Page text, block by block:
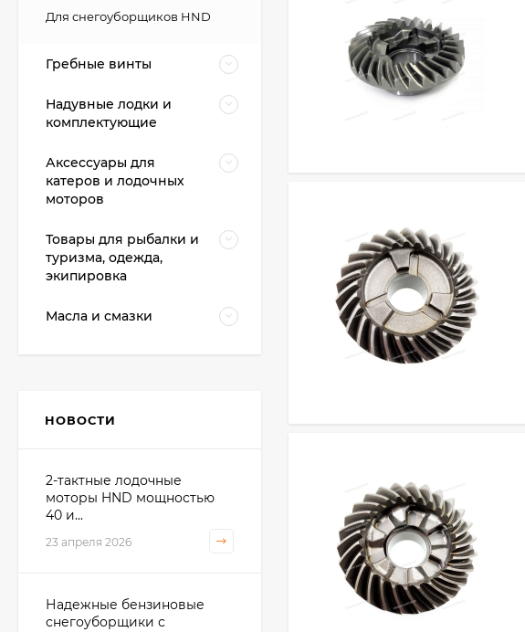
Для снегоуборщиков HND
Гребные винты
Надувные лодки и
комплектующие
Аксессуары для
катеров и лодочных
моторов
Товары для рыбалки и
туризма, одежда,
экипировка
Масла и смазки
НОВОСТИ
2-тактные лодочные
моторы HND мощностью
40 и...
23 апреля 2026
Надежные бензиновые
снегоуборщики с